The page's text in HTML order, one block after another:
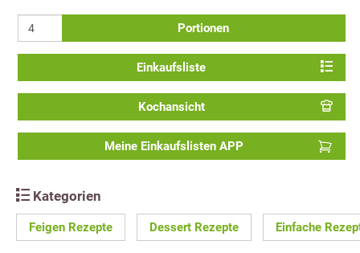
Portionen
Einkaufsliste
Kochansicht
Meine Einkaufslisten APP
Kategorien
Feigen Rezepte Dessert Rezepte Einfache